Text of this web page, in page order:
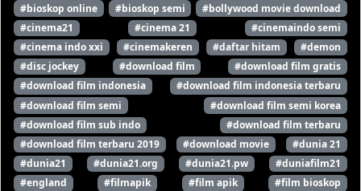
#bioskop online
#bioskop semi
#bollywood movie download
#cinema21
#cinema 21
#cinemaindo semi
#cinema indo xxi
#cinemakeren #daftar hitam
#demon
#disc jockey
#download film
#download film gratis
#download film indonesia
#download film indonesia terbaru
#download film semi
#download film semi korea
#download film sub indo
#download film terbaru
#download film terbaru 2019
#download movie
#dunia 21
#dunia21
#dunia21.org #dunia21.pw
#duniafilm21
#england
#filmapik #film apik
#film bioskop